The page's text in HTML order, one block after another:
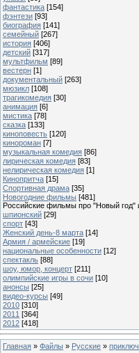
фантастика [154]
фэнтези [93]
биография [141]
семейный [267]
история [406]
детский [317]
мультфильм [89]
вестерн [1]
документальный [263]
мюзикл [108]
трагикомедия [30]
анимация [6]
мистика [78]
сказка [133]
киноповесть [120]
кинороман [7]
музыкальная комедия [86]
лирическая комедия [83]
нелирическая комедия [1]
Кинопритча [15]
Спортивная драма [35]
Новогодние фильмы [481]
Российские фильмы про "Новый год"
шпионский [29]
спорт [43]
Женский день-8 марта [14]
Армия / армейские [19]
национальные особенности [12]
спектакль [88]
шоу, юмор, концерт [211]
олимпийские игры в сочи [10]
анонсы [25]
видео-курсы [49]
2010 [310]
2011 [364]
2012 [418]
Главная » Файлы » Русские »